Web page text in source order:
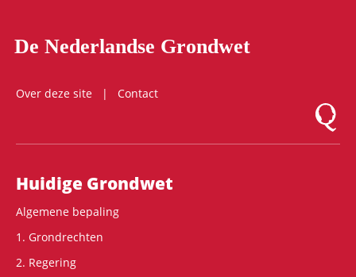
De Nederlandse Grondwet
Over deze site
Contact
Logo
Hoofdnavigatie
Huidige Grondwet
Algemene bepaling
1. Grondrechten
2. Regering